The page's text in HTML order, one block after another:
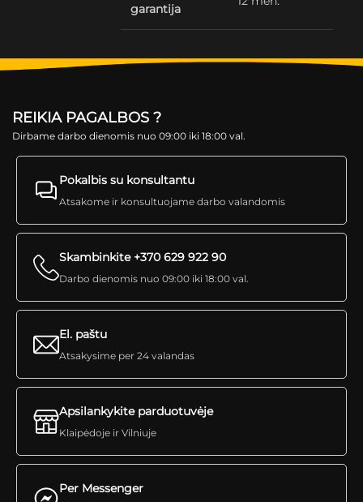
garantija
REIKIA PAGALBOS ?
Dirbame darbo dienomis nuo 09:00 iki 18:00 val.
Pokalbis su konsultantu
Atsakome ir konsultuojame darbo valandomis
Skambinkite +370 629 922 90
Darbo dienomis nuo 09:00 iki 18:00 val.
Per Messenger
El. paštu
Atsakysime per 24 valandas
Apsilankykite parduotuvėje
Klaipėdoje ir Vilniuje